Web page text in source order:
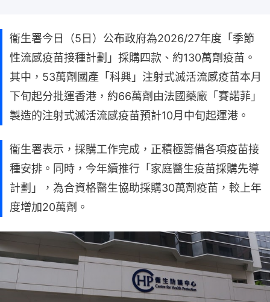
衞生署今日（5日）公布政府為2026/27年度「季節
性流感疫苗接種計劃」採購四款、約130萬劑疫苗。
其中，53萬劑國產「科興」注射式滅活流感疫苗本月
下旬起分批運香港，約66萬劑由法國藥廠「賽諾菲」
製造的注射式滅活流感疫苗預計10月中旬起運港。
衞生署表示，採購工作完成，正積極籌備各項疫苗接
種安排。同時，今年續推行「家庭醫生疫苗採購先導
計劃」，為合資格醫生協助採購30萬劑疫苗，較上年
度增加20萬劑。